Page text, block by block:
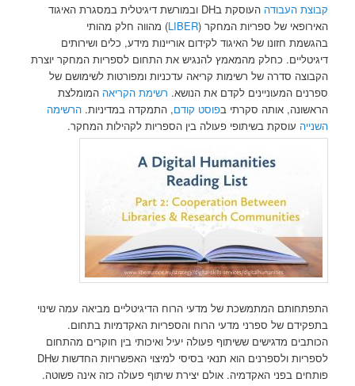
קבוצת העבודה
העוסקת בDH ובמורשת דיגיטלית במסגרת האיגוד
האירופאי של ספריות המחקר (LIBER) מהווה חלק מהותי
בהגשמת חזונו של האיגוד לקידום אוריינות מידע, כלים ושירותים
דיגיטליים. כחלק מהמאמץ להנגיש את התחום לספריות המחקר יוצרת
הקבוצה סדרה של רשימות קריאה עדכניות ומפורטות לשימושם של
ספרנים המעוניינים לקדם את הנושא. רשימת הקריאה המומלצת
הראשונה, אותה סקרתי בפוסט קודם, התמקדה במדיניות.הרשימה
השנייה עוסקת בשיתופי פעולה בין הספריות לקהילות המחקר.
התפתחותם המתמשכת של מדעי הרוח הדיגיטליים מביאה עמה שינוי
בתפקידם של ספרני מדעי הרוח והספריות האקדמיות בתחום.
הכותבים מדגישים ששיתוף פעולה יעיל ואיכותי בין חוקרים מהתחום
לספריות ולספרנים הוא תנאי בסיסי למיצוי האפשרויות החדשות שDH
פותחים בפני האקדמיה. אולם יצירת שיתוף פעולה כזה אינה פשוטה.